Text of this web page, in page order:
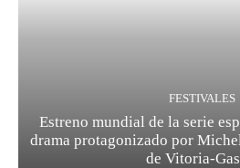
FESTIVALES
Estreno mundial de la serie
drama protagonizado por
de Vitoria-